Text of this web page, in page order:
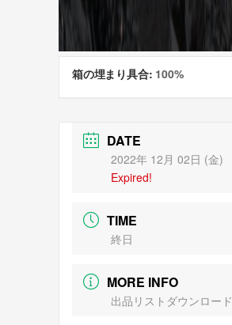
箱の埋まり具合: 100%
DATE
2022年 12月 02日 (金)
Expired!
TIME
終日
MORE INFO
出品リストダウンロード